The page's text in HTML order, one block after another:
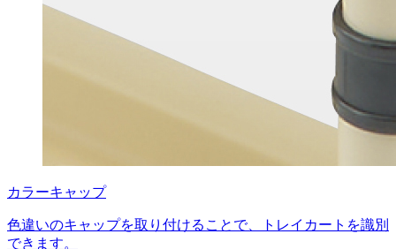
カラーキャップ
色違いのキャップを取り付けることで、トレイカートを識別
できます。